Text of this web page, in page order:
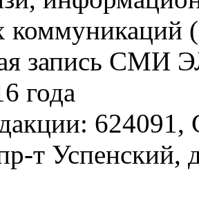
коммуникаций
запись СМИ
года
624091,
т Успенский,